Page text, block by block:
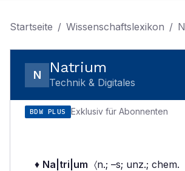
Startseite / Wissenschaftslexikon / N
N Natrium
Technik & Digitales
BDW PLUS Exklusiv für Abonnenten
♦ Na|tri|um 〈n.; –s; unz.; chem.